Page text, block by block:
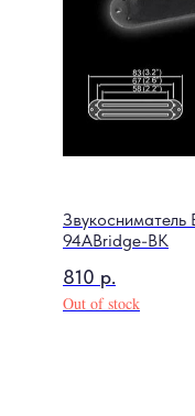
Звукосниматель
94ABridge-BK
810 р.
Out of stock